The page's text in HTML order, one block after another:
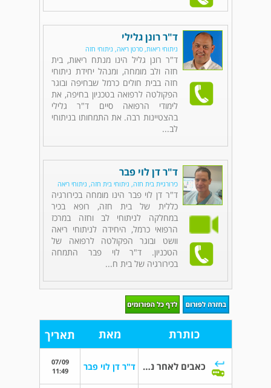
ד"ר רונן גלילי
ניתוחי ריאות, סרטן ריאה, ניתוחי חזה
ד"ר רונן גליל הינו מנתח ריאות, בית
חזה ולב מומחה, ומנהל יחידת ניתוחי
חזה בבית חולים כרמל שבחיפה ובוגר
הפקולטה לרפואה בטכניון בחיפה, את
לימודי הרפואה סיים ד"ר גלילי
בהצטיינות רבה. את התמחותו בניתוחי
לב...
ד"ר דן לוי פבר
כירורגיית בית חזה, ניתוחי בית חזה, ניתוחי ריאה
ד"ר דן לוי פבר הינו מומחה בכירורגיה
כללית של בית חזה, רופא בכיר
במחלקה לניתוחי לב וחזה במרכז
הרפואי כרמל, היחידה לניתוחי ריאה
וושט ובוגר הפקולטה לרפואה של
הטכניון. ד"ר לוי פבר התמחה
בכירורגיה של בית ח...
כותרת מאת תאריך
כאבים לאחר ניתוח פנאומוטורקס ד"ר דן לוי פבר
07/09
11:49